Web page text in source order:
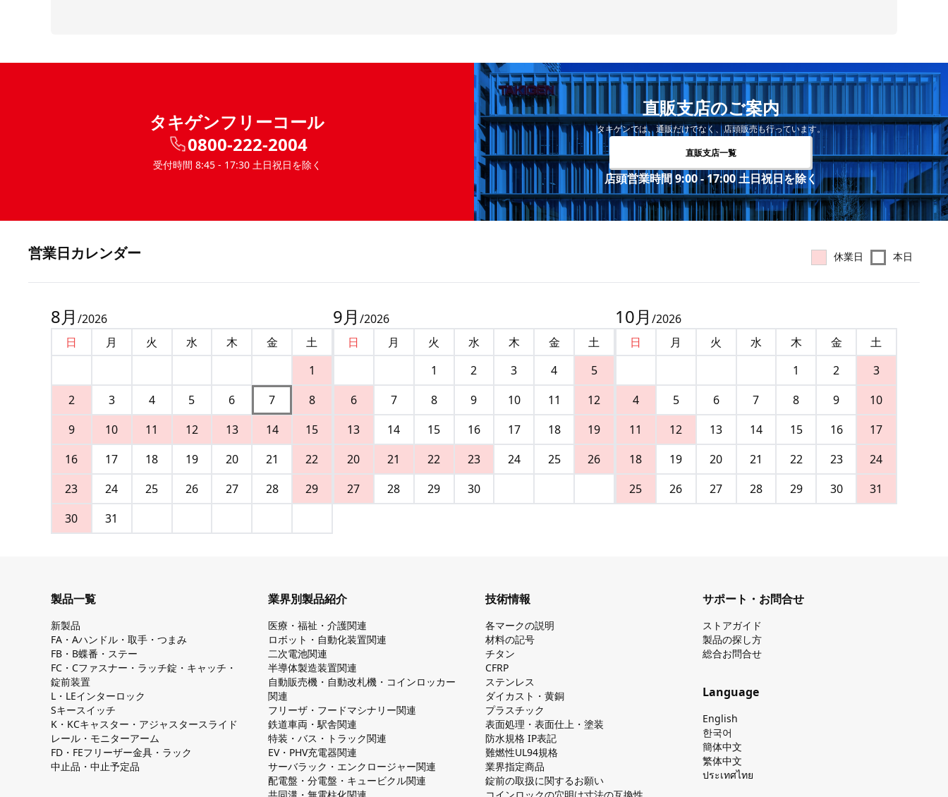
タキゲンフリーコール
0800-222-2004
受付時間 8:45 - 17:30 土日祝日を除く
直販支店のご案内
タキゲンでは、通販だけでなく、店頭販売も行っています。
直販支店一覧
店頭営業時間 9:00 - 17:00 土日祝日を除く
営業⽇カレンダー 休業日 本日
8月 /2026
日
月 火 水 木 金
土
1
2
3 4 5 6 7
8
9
10 11 12 13 14
15
16
17 18 19 20 21
22
23
24 25 26 27 28
29
30
31
9月 /2026
日
月 火 水 木 金
土
1
2 3 4
5
6
7 8 9 10 11
12
13
14 15 16 17 18
19
20
21 22 23 24 25
26
27
28 29 30
10月 /2026
日
月 火 水 木 金
土
1
2
3
4
5 6 7 8 9
10
11
12 13 14 15 16
17
18
19 20 21 22 23
24
25
26 27 28 29 30 31
製品一覧
新製品
FA・Aハンドル・取手・つまみ
FB・B蝶番・ステー
FC・Cファスナー・ラッチ錠・キャッチ・
錠前装置
L・LEインターロック
Sキースイッチ
K・KCキャスター・アジャスタースライド
レール・モニターアーム
FD・FEフリーザー金具・ラック
中止品・中止予定品
業界別製品紹介
医療・福祉・介護関連
ロボット・自動化装置関連
二次電池関連
半導体製造装置関連
自動販売機・自動改札機・コインロッカー
関連
フリーザ・フードマシナリー関連
鉄道車両・駅舎関連
特装・バス・トラック関連
EV・PHV充電器関連
サーバラック・エンクロージャー関連
配電盤・分電盤・キュービクル関連
技術情報
各マークの説明
材料の記号
チタン
CFRP
ステンレス
ダイカスト・⻩銅
プラスチック
表面処理・表面仕上・塗装
防⽔規格 IP表記
難燃性UL94規格
業界指定商品
錠前の取扱に関するお願い
サポート・お問合せ
ストアガイド
製品の探し⽅
総合お問合せ
Language
English
한국어
簡体中文
繁体中文
ประเทศไทย